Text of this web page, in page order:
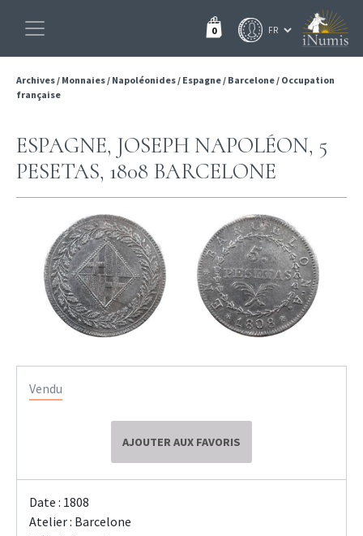
0
Archives/ Monnaies/ Napoléonides/ Espagne/ Barcelone/ Occupation
française
ESPAGNE, JOSEPH NAPOLÉON, 5
PESETAS, 1808 BARCELONE
Vendu
AJOUTER AUX FAVORIS
Date : 1808
Atelier : Barcelone